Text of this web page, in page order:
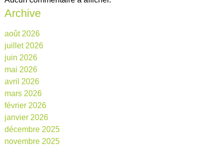
Archive
août 2026
juillet 2026
juin 2026
mai 2026
avril 2026
mars 2026
février 2026
janvier 2026
décembre 2025
novembre 2025